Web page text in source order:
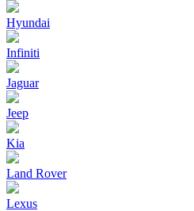
Hyundai
Infiniti
Jaguar
Jeep
Kia
Land Rover
Lexus